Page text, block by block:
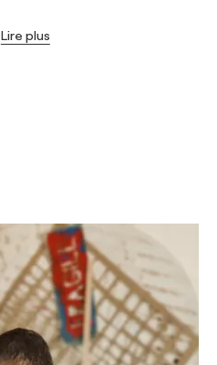
Lire plus